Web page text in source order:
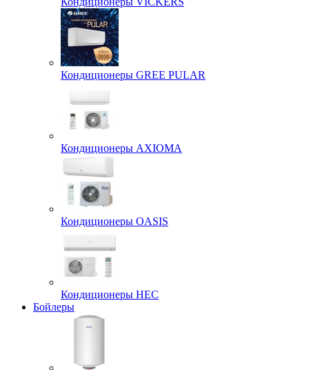
Кондиционеры GREE PULAR
Кондиционеры AXIOMA
Кондиционеры OASIS
Кондиционеры HEC
Бойлеры